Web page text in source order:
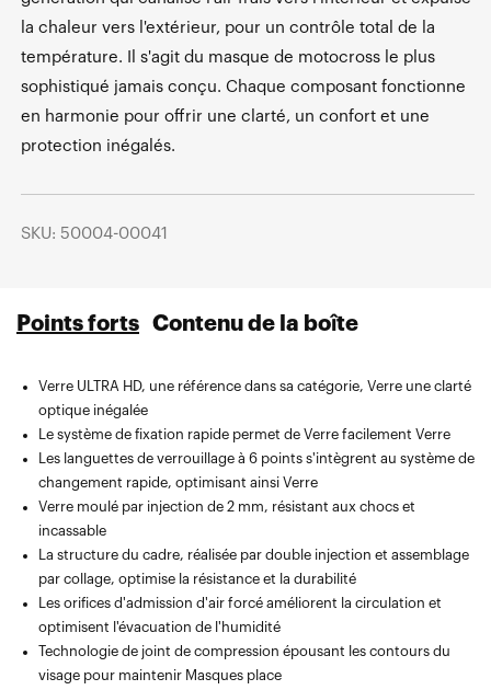
la chaleur vers l'extérieur, pour un contrôle total de la
température. Il s'agit du masque de motocross le plus
sophistiqué jamais conçu. Chaque composant fonctionne
en harmonie pour offrir une clarté, un confort et une
protection inégalés.
SKU: 50004-00041
Points forts Contenu de la boîte
Verre ULTRA HD, une référence dans sa catégorie, Verre une clarté
optique inégalée
Le système de fixation rapide permet de Verre facilement Verre
Les languettes de verrouillage à 6 points s'intègrent au système de
changement rapide, optimisant ainsi Verre
Verre moulé par injection de 2 mm, résistant aux chocs et
incassable
La structure du cadre, réalisée par double injection et assemblage
par collage, optimise la résistance et la durabilité
Les orifices d'admission d'air forcé améliorent la circulation et
optimisent l'évacuation de l'humidité
Technologie de joint de compression épousant les contours du
visage pour maintenir Masques place